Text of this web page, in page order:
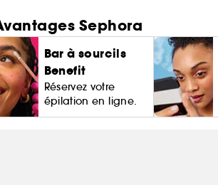
Sephora
Bar à sourcils
Benefit
Réservez votre
épilation en ligne.